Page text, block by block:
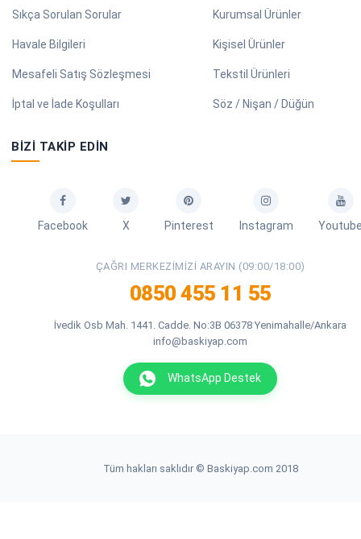
Sıkça Sorulan Sorular
Havale Bilgileri
Mesafeli Satış Sözleşmesi
İptal ve İade Koşulları
Kurumsal Ürünler
Kişisel Ürünler
Tekstil Ürünleri
Söz / Nişan / Düğün
BIZI TAKIP EDIN
Facebook X Pinterest Instagram
ÇAĞRI MERKEZIMIZI ARAYIN (09:00/18:00)
0850 455 11 55
İvedik Osb Mah. 1441. Cadde. No:3B 06378 Yenimahalle/Ankara
info@baskiyap.com
WhatsApp Destek
Tüm hakları saklıdır © Baskiyap.com 2018